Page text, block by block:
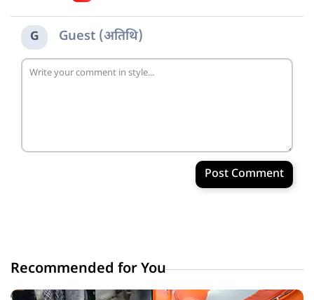
G Guest (अतिथि)
Post Comment
Recommended for You